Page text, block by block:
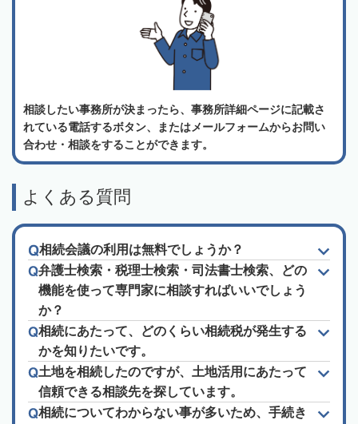
相談したい事務所が決まったら、事務所詳細ページに記載さ
れている電話するボタン、またはメールフォームからお問い
合わせ・相談をすることができます。
よくある質問
相続会議の利用は無料でしょうか？
弁護士検索・税理士検索・司法書士検索、どの
機能を使って専門家に相談すればいいでしょう
か？
相続にあたって、どのくらい相続税が発生する
かを知りたいです。
土地を相続したのですが、土地活用にあたって
信頼できる相談先を探しています。
相続についてわからない事が多いため、手続き